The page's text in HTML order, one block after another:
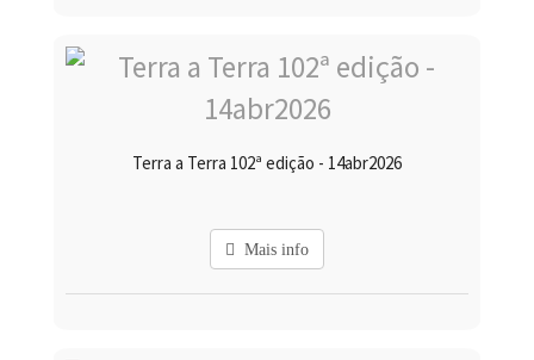
Terra a Terra 102ª edição - 14abr2026
Mais info